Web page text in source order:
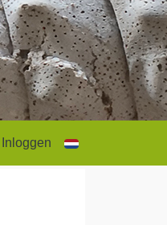
Inloggen